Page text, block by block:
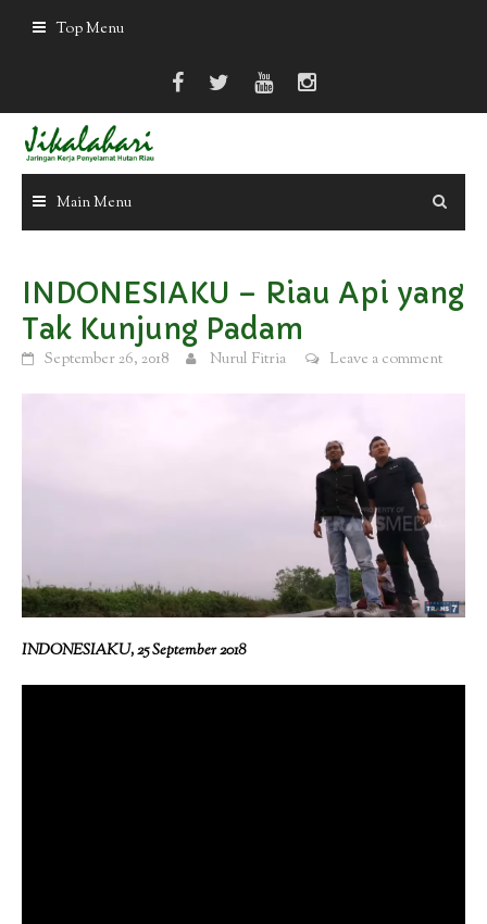
Top Menu
Main Menu
INDONESIAKU – Riau Api yang
Tak Kunjung Padam
September 26, 2018 Nurul Fitria Leave a comment
INDONESIAKU, 25 September 2018